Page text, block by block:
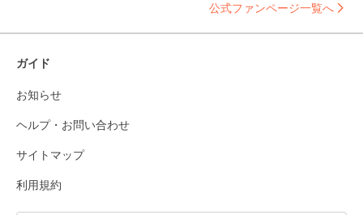
公式ファンページ一覧へ
ガイド
お知らせ
ヘルプ・お問い合わせ
サイトマップ
利用規約